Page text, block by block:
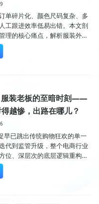
单碎片化、颜色尺码复杂、多
工跟进效率低易出错。本文剖
理的核心痛点，解析服装外贸
全程监控、自动预警和供应链
升交付效率与盈利能力。
服装老板的至暗时刻——
越惨，出路在哪儿？
早已跳出传统购物狂欢的单一
代到监管升级，整个电商行业
位、深层次的底层逻辑重构。
们来说，这只是眼前的遮羞布
表象更加残酷。 近期多份关